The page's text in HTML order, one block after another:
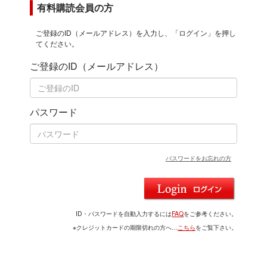
有料購読会員の方
ご登録のID（メールアドレス）を入力し、「ログイン」を押し
てください。
ご登録のID（メールアドレス）
パスワード
パスワードをお忘れの方
ID・パスワードを自動入力するにはFAQをご参考ください。
※クレジットカードの期限切れの方へ…こちらをご覧下さい。